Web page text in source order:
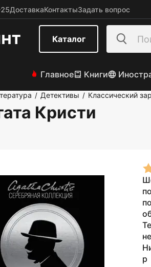
ДоставкаКонтактыЗадать вопрос
Каталог
Главное Книги
/ Детективы / Классический
Кристи
р